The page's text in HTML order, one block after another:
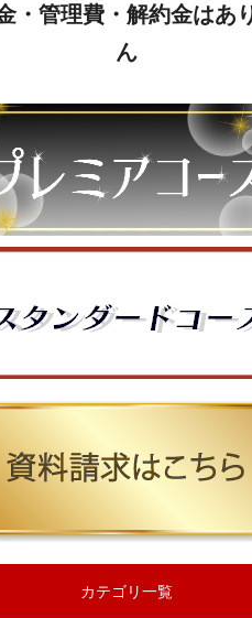
・管理費・解約金はあ
ん
カテゴリ一覧